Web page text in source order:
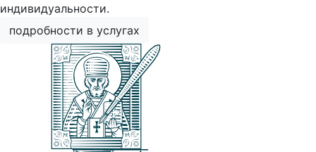
индивидуальности.
подробности в услугах